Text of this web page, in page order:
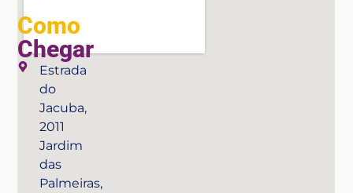
Como
Chegar
Estrada
do
Jacuba,
2011
Jardim
das
Palmeiras,